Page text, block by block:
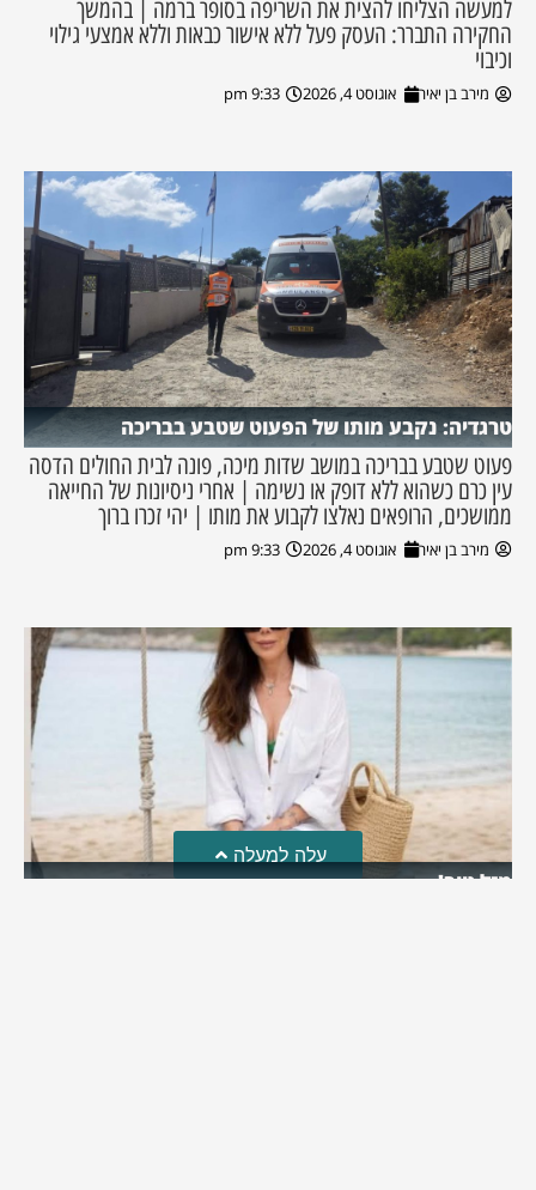
למעשה הצליחו להצית את השריפה בסופר ברמה | בהמשך
החקירה התברר: העסק פעל ללא אישור כבאות וללא אמצעי גילוי
וכיבוי
מירב בן יאיר אוגוסט 4, 2026 9:33 pm
טרגדיה: נקבע מותו של הפעוט שטבע בבריכה
פעוט שטבע בבריכה במושב שדות מיכה, פונה לבית החולים הדסה
עין כרם כשהוא ללא דופק או נשימה | אחרי ניסיונות של החייאה
ממושכים, הרופאים נאלצו לקבוע את מותו | יהי זכרו ברוך
מירב בן יאיר אוגוסט 4, 2026 9:33 pm
מזל טוב!
עלה למעלה